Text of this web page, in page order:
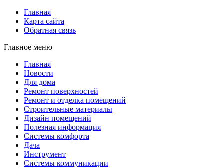
Главная
Карта сайта
Обратная связь
Главное меню
Главная
Новости
Для дома
Ремонт поверхностей
Ремонт и отделка помещений
Строительные материалы
Дизайн помещений
Полезная информация
Системы комфорта
Дача
Инструмент
Системы коммуникации